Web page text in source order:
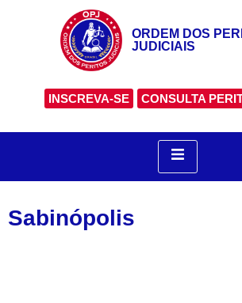
ORDEM DOS
JUDICIAIS
INSCREVA-SE CONSULTA
Sabinópolis